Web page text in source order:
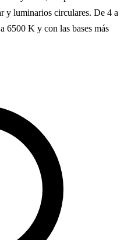
y luminarios circulares. De 4 a
6500 K y con las bases más